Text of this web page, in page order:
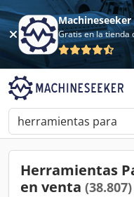
Machineseeker
Herramientas
en venta (38.807)